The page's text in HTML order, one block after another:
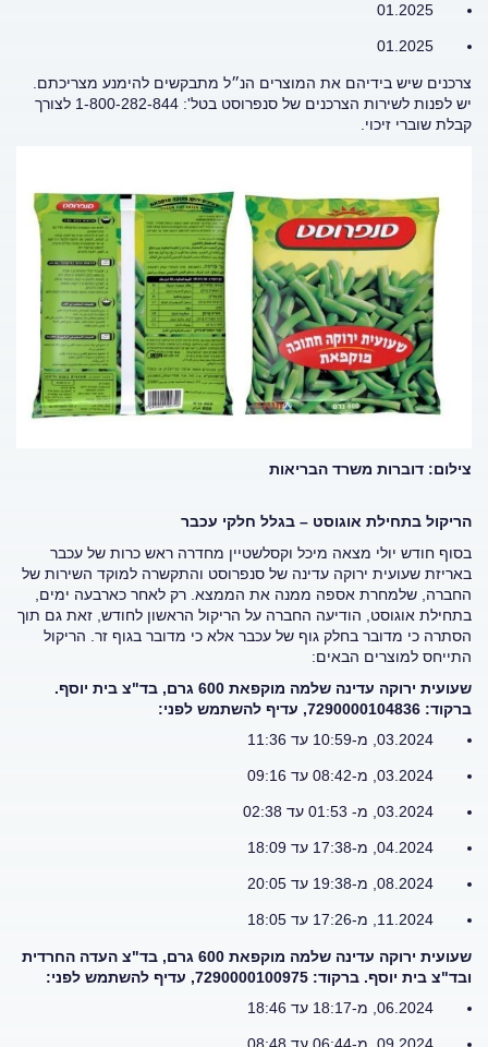
01.2025
01.2025
צרכנים שיש בידיהם את המוצרים הנ״ל מתבקשים להימנע מצריכתם.
יש לפנות לשירות הצרכנים של סנפרוסט בטל': 1-800-282-844 לצורך
קבלת שוברי זיכוי.
צילום: דוברות משרד הבריאות
הריקול בתחילת אוגוסט – בגלל חלקי עכבר
בסוף חודש יולי מצאה מיכל וקסלשטיין מחדרה ראש כרות של עכבר
באריזת שעועית ירוקה עדינה של סנפרוסט והתקשרה למוקד השירות של
החברה, שלמחרת אספה ממנה את הממצא. רק לאחר כארבעה ימים,
בתחילת אוגוסט, הודיעה החברה על הריקול הראשון לחודש, זאת גם תוך
הסתרה כי מדובר בחלק גוף של עכבר אלא כי מדובר בגוף זר. הריקול
התייחס למוצרים הבאים:
שעועית ירוקה עדינה שלמה מוקפאת 600 גרם, בד"צ בית יוסף.
ברקוד: 7290000104836
, עדיף להשתמש לפני:
03.2024, מ-10:59 עד 11:36
03.2024, מ-08:42 עד 09:16
03.2024, מ- 01:53 עד 02:38
04.2024, מ-17:38 עד 18:09
08.2024, מ-19:38 עד 20:05
11.2024, מ-17:26 עד 18:05
שעועית ירוקה עדינה שלמה מוקפאת 600 גרם, בד"צ העדה החרדית
ובד"צ בית יוסף. ברקוד: 7290000100975, עדיף להשתמש לפני:
06.2024, מ-18:17 עד 18:46